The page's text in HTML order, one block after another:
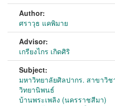
Author:
ศราวุธ แคพิมาย
Advisor:
เกรียงไกร เกิดศิริ
Subject:
มหาวิทยาลัยศิลปากร. สาขาวิ
วิทยานิพนธ์
บ้านพระเพลิง (นครราชสีมา)